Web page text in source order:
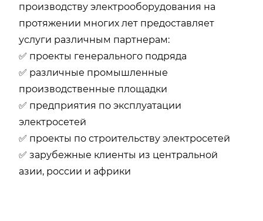
производству электрооборудования на
протяжении многих лет предоставляет
услуги различным партнерам:
✅ проекты генерального подряда
✅ различные промышленные
производственные площадки
✅ предприятия по эксплуатации
электросетей
✅ проекты по строительству электросетей
✅ зарубежные клиенты из центральной
азии, россии и африки